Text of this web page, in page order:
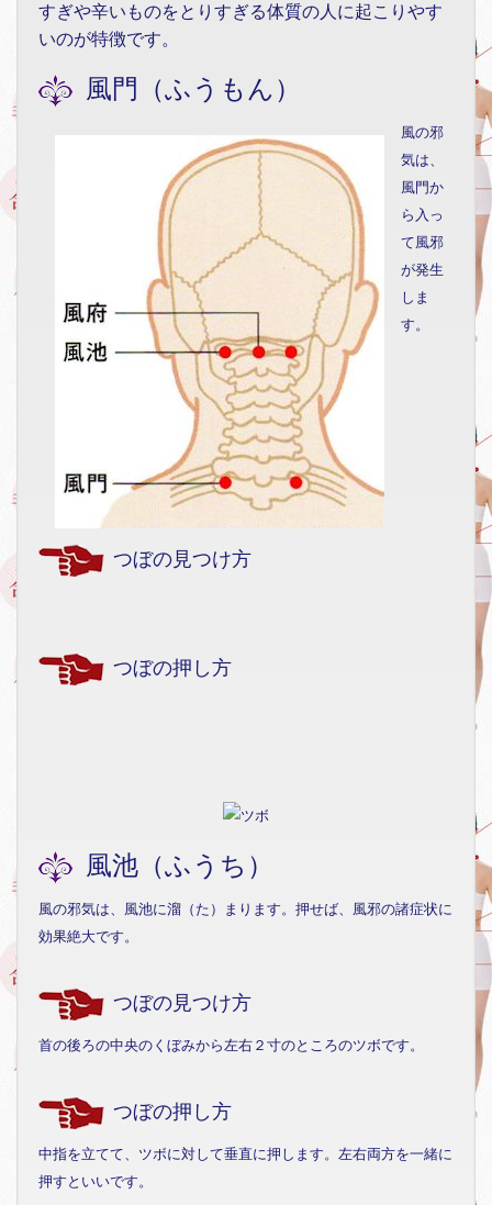
すぎや辛いものをとりすぎる体質の人に起こりやす
いのが特徴です。
風門（ふうもん）
風の邪
気は、
風門か
ら入っ
て風邪
が発生
しま
す。
つぼの見つけ方
つぼの押し方
風池（ふうち）
風の邪気は、風池に溜（た）まります。押せば、風邪の諸症状に
効果絶大です。
つぼの見つけ方
首の後ろの中央のくぼみから左右２寸のところのツボです。
つぼの押し方
中指を立てて、ツボに対して垂直に押します。左右両方を一緒に
押すといいです。